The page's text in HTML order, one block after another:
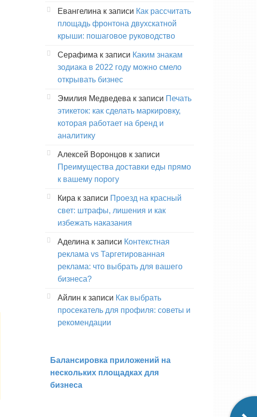
Евангелина к записи Как рассчитать
площадь фронтона двухскатной
крыши: пошаговое руководство
Серафима к записи Каким знакам
зодиака в 2022 году можно смело
открывать бизнес
Эмилия Медведева к записи Печать
этикеток: как сделать маркировку,
которая работает на бренд и
аналитику
Алексей Воронцов к записи
Преимущества доставки еды прямо
к вашему порогу
Кира к записи Проезд на красный
свет: штрафы, лишения и как
избежать наказания
Аделина к записи Контекстная
реклама vs Таргетированная
реклама: что выбрать для вашего
бизнеса?
Айлин к записи Как выбрать
просекатель для профиля: советы и
рекомендации
Балансировка приложений на
нескольких площадках для
бизнеса